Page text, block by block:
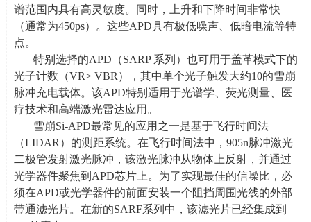
谱范围内具有高灵敏度。同时，上升和下降时间非常快
（通常为450ps）。这些APD具有极低噪声、低暗电流等特
点。
特别选择的APD （SARP 系列）也可用于盖革模式下的
光子计数（VR> VBR ），其中单个光子触发大约10的雪崩
脉冲充电载体。该APD特别适用于光谱学、荧光测量、医
疗技术和高端激光雷达应用。
雪崩Si-APD最常见的应用之一是基于飞行时间法
（LIDAR ）的测距系统。在飞行时间法中， 905n脉冲激光
二极管发射激光脉冲，该激光脉冲从物体上反射，并通过
光学器件聚焦到 APD芯片上。为了实现最佳的信噪比，必
须在APD或光学器件的前面安装一个阻挡周围光线的外部
带通滤光片。在新的SARF系列中，该滤光片已经集成到